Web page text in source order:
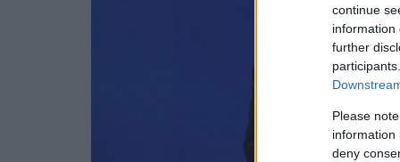
continue
information
further
Please
information
deny